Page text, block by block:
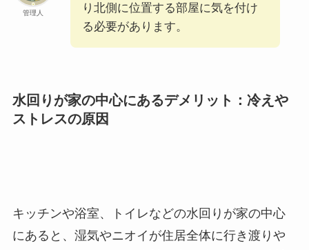
管理人
り北側に位置する部屋に気を付け
る必要があります。
水回りが家の中心にあるデメリット：冷えや
ストレスの原因
キッチンや浴室、トイレなどの水回りが家の中心
にあると、湿気やニオイが住居全体に行き渡りや